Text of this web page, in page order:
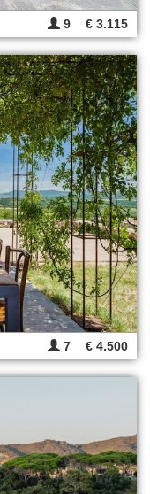
9 € 3.115
7 € 4.500